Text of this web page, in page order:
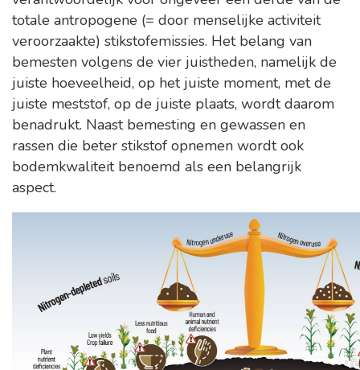
totale antropogene (= door menselijke activiteit
veroorzaakte) stikstofemissies. Het belang van
bemesten volgens de vier juistheden, namelijk de
juiste hoeveelheid, op het juiste moment, met de
juiste meststof, op de juiste plaats, wordt daarom
benadrukt. Naast bemesting en gewassen en
rassen die beter stikstof opnemen wordt ook
bodemkwaliteit benoemd als een belangrijk
aspect.